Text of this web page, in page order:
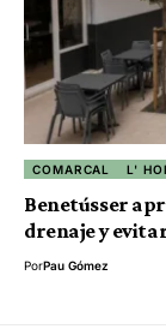
COMARCAL L'
Benetússer
drenaje y
PorPau Gómez